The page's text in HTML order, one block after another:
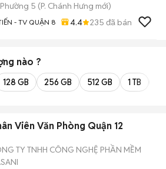
Phường 5 (P. Chánh Hưng mới)
- TV QUẬN 8 4.4 235 đã bán
nào ?
128 GB 256 GB 512 GB 1 TB
Viên Văn Phòng Quận 12
TY TNHH CÔNG NGHỆ PHẦN MỀM